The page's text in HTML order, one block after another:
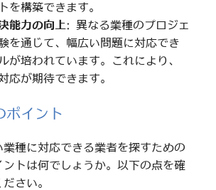
を構築できます。
能力の向上: 異なる業種のプロジェ
を通じて、幅広い問題に対応でき
が培われています。これにより、
応が期待できます。
ポイント
業種に対応できる業者を探すための
ントは何でしょうか。以下の点を確
さい。